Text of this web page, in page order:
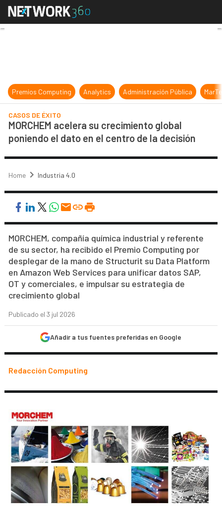
MORCHEM acelera su
Premios Computing Analytics Administración Pública
CASOS DE ÉXITO
MORCHEM acelera su crecimiento global
poniendo el dato en el centro de la decisión
Home Industria 4.0
MORCHEM, compañía química industrial y referente
de su sector, ha recibido el Premio Computing por
desplegar de la mano de Structurit su Data Platform
en Amazon Web Services para unificar datos SAP,
OT y comerciales, e impulsar su estrategia de
crecimiento global
Publicado el 3 jul 2026
Añadir a tus fuentes preferidas en Google
Redacción Computing